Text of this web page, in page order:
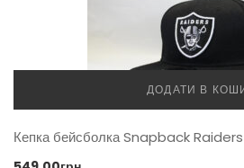
ДОДАТИ В
Кепка бейсболка Snapback